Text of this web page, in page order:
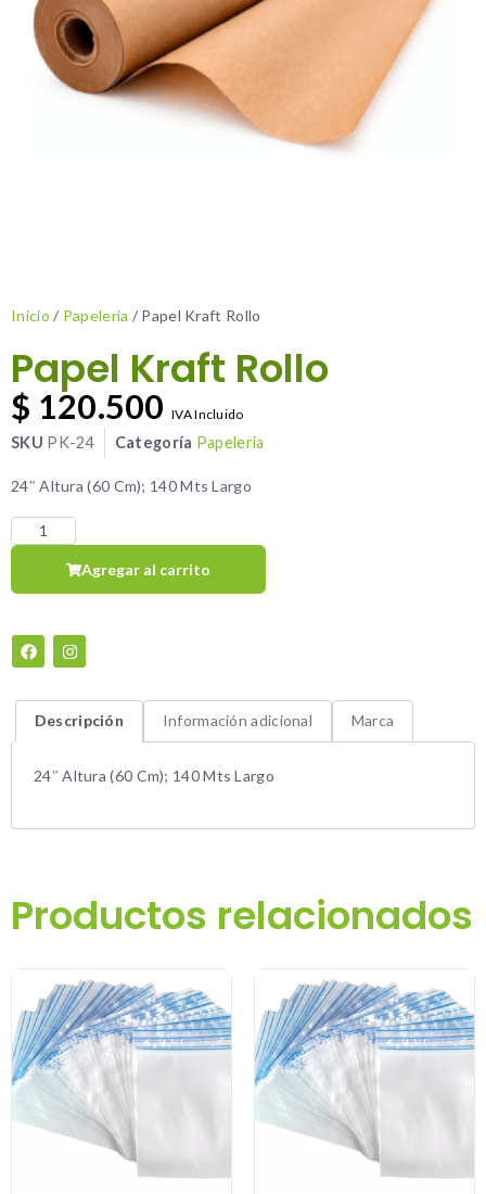
Inicio / Papeleria / Papel Kraft Rollo
Papel Kraft Rollo
$ 120.500 IVA Incluido
SKU PK-24 Categoría Papeleria
24″ Altura (60 Cm); 140 Mts Largo
Agregar al carrito
Descripción Información adicional Marca
24″ Altura (60 Cm); 140 Mts Largo
Productos relacionados